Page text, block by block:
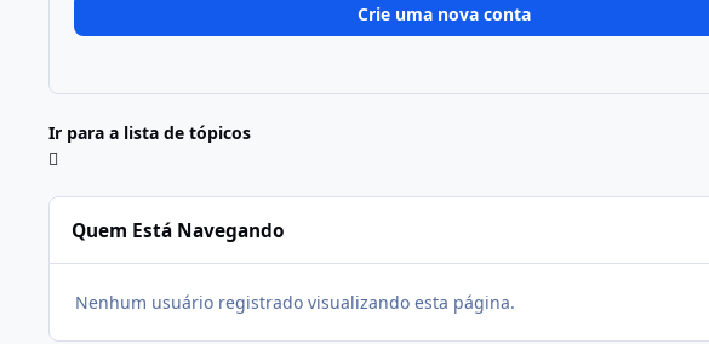
Crie uma nova conta
Ir para a lista de tópicos
Quem Está Navegando
Nenhum usuário registrado visualizando esta página.